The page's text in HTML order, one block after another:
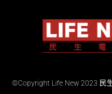
©Copyright Life New 2023 民